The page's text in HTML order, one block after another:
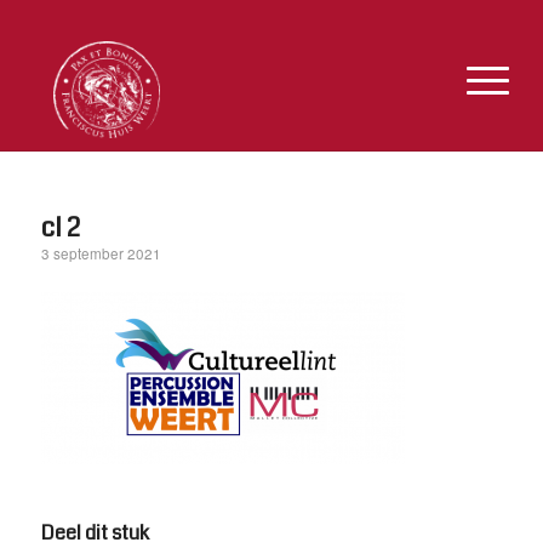
cl 2
3 september 2021
Deel dit stuk